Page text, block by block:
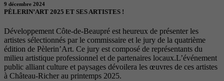
9 décembre 2024
PÈLERIN’ART 2025 ET SES ARTISTES !
Développement Côte-de-Beaupré est heureux de présenter les
artistes sélectionnés par le commissaire et le jury de la quatrième
édition de Pèlerin’Art. Ce jury est composé de représentants du
milieu artistique professionnel et de partenaires locaux.L’événement
public alliant culture et paysages dévoilera les œuvres de ces artistes
à Château-Richer au printemps 2025.